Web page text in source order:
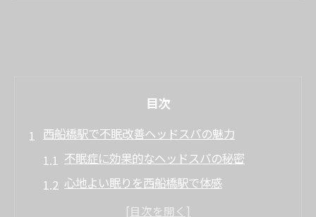
目次
西船橋駅で不眠改善ヘッドスパの魅力
不眠症に効果的なヘッドスパの秘密
心地よい眠りを西船橋駅で体感
西船橋のヘッドスパで自律神経を整える